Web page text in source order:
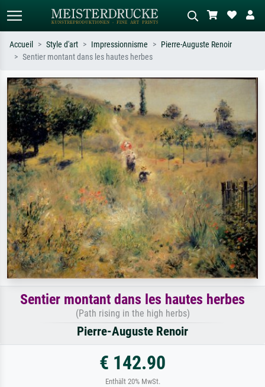
Recherchez par artiste, titre ou style –
ex. Monet, Nuit étoilée,
impressionnisme, vague de Hokusai,
nu.
Décrivez la scène – ex. prairie verte,
abstrait avec beaucoup de rouge,
tableau sombre, nu debout près d'un
arbre.
Accueil Style d'art Impressionnisme
Pierre-Auguste Renoir
Sentier montant dans les hautes herbes
Sentier montant dans les hautes herbes
(Path rising in the high herbs)
Pierre-Auguste Renoir
€ 142.90
Enthält 20% MwSt.